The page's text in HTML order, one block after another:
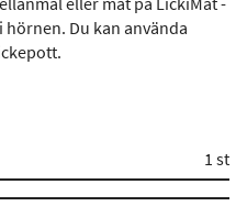
Du kan använda
1 st